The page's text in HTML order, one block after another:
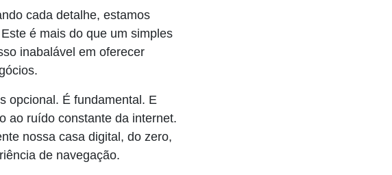
cada detalhe, estamos
é mais do que um simples
inabalável em oferecer
opcional. É fundamental. E
ao ruído constante da internet.
nossa casa digital, do zero,
de navegação.